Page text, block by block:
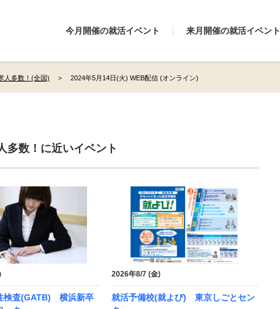
今月開催の就活イベント 来月開催の就活イベント
人多数！(全国) 2024年5月14日(火) WEB配信 (オンライン)
多数！に近いイベント
検査(GATB) 横浜新卒
2026年8/7 (金)
就活予備校(就よび) 東京しごとセン